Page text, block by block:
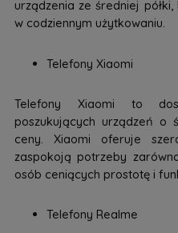
urządzenia ze średniej
w codziennym użytkowaniu.
Telefony Xiaomi
Telefony Xiaomi to
poszukujących urządzeń o
ceny. Xiaomi oferuje
zaspokoją potrzeby
osób ceniących prostotę i
Telefony Realme